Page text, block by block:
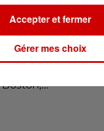
l'entrepreneuriat
Aménager un
Boston,...
Gérer mes choix
Accepter et fermer